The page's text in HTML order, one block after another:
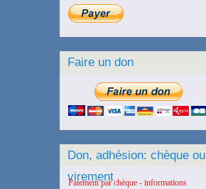
Faire un don
Don, adhésion: chèque ou
virement
Paiement par chèque - informations